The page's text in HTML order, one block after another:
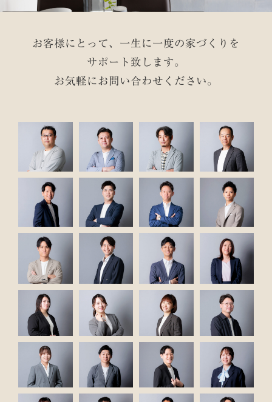
お客様にとって、一生に一度の家づくりを
サポート致します。
お気軽にお問い合わせください。